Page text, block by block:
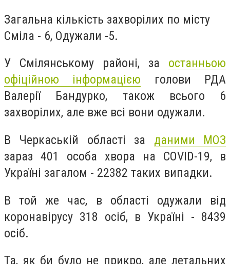
Загальна кількість захворілих по місту
Сміла - 6, Одужали -5.
У Смілянському районі, за останньою
офіційною інформацією голови РДА
Валерії Бандурко, також всього 6
захворілих, але вже всі вони одужали.
В Черкаській області за даними МОЗ
зараз 401 особа хвора на COVID-19, в
Україні загалом - 22382 таких випадки.
В той же час, в області одужали від
коронавірусу 318 осіб, в Україні - 8439
осіб.
Та, як би було не прикро, але летальних